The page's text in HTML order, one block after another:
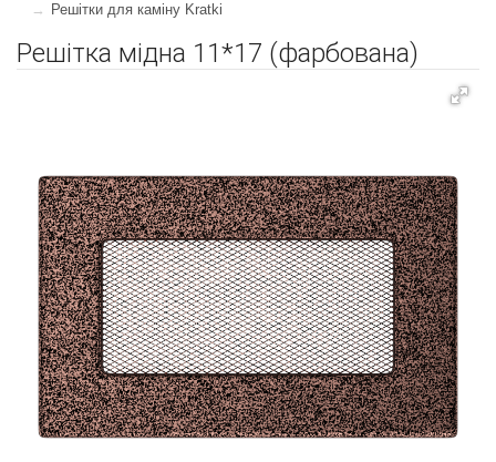
Решітки для каміну Kratki
Решітка мідна 11*17 (фарбована)